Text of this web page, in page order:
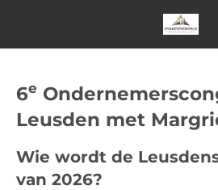
de6e
Leusden met
Wie wordt de
van 2026?